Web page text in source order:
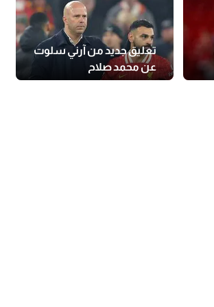
تعليق جديد من آرني سلوت
عن محمد صلاح